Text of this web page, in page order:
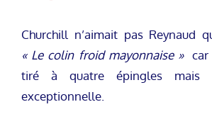
Churchill n’aimait pas Reynaud
« Le colin froid mayonnaise »car
tiré à quatre épingles mais
exceptionnelle.